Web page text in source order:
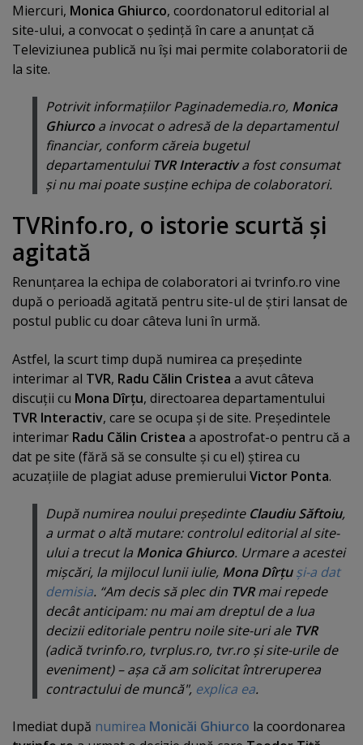
Miercuri, Monica Ghiurco, coordonatorul editorial al
site-ului, a convocat o şedinţă în care a anunţat că
Televiziunea publică nu îşi mai permite colaboratorii de
la site.
Potrivit informaţiilor Paginademedia.ro, Monica
Ghiurcoa invocat o adresă de la departamentul
financiar, conform căreia bugetul
departamentului TVR Interactiva fost consumat
şi nu mai poate susţine echipa de colaboratori.
TVRinfo.ro, o istorie scurtă şi
agitată
Renunţarea la echipa de colaboratori ai tvrinfo.ro vine
după o perioadă agitată pentru site-ul de ştiri lansat de
postul public cu doar câteva luni în urmă.
Astfel, la scurt timp după numirea ca preşedinte
interimar al TVR, Radu Călin Cristea a avut câteva
discuţii cu Mona Dîrţu, directoarea departamentului
TVR Interactiv, care se ocupa şi de site. Preşedintele
interimar Radu Călin Cristea a apostrofat-o pentru că a
dat pe site (fără să se consulte şi cu el) ştirea cu
acuzaţiile de plagiat aduse premierului Victor Ponta.
După numirea noului preşedinte Claudiu Săftoiu,
a urmat o altă mutare: controlul editorial al site-
ului a trecut la Monica Ghiurco. Urmare a acestei
mişcări, la mijlocul lunii iulie, Mona Dîrţu şi-a dat
demisia. “Am decis să plec din TVRmai repede
decât anticipam: nu mai am dreptul de a lua
decizii editoriale pentru noile site-uri ale TVR
(adică tvrinfo.ro, tvrplus.ro, tvr.ro şi site-urile de
eveniment) – aşa că am solicitat întreruperea
contractului de muncă", explica ea.
Imediat după numirea Monicăi Ghiurco la coordonarea